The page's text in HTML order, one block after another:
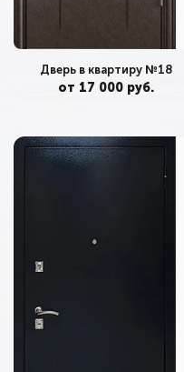
Дверь в квартиру №18
от 17 000 руб.